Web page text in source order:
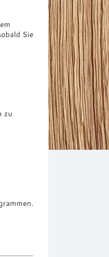
Sie
zu